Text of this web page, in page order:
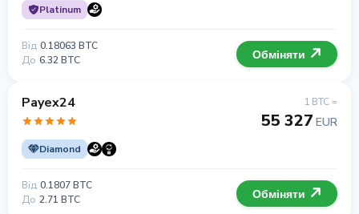
Platinum
Від 0.18063 BTC
До 6.32 BTC Обміняти
Payex24
Diamond
1 BTC =
55 327 EUR
Від 0.1807 BTC
До 2.71 BTC Обміняти